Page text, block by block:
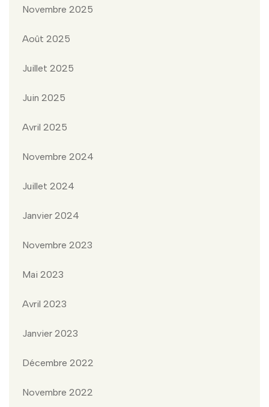
Novembre 2025
Août 2025
Juillet 2025
Juin 2025
Avril 2025
Novembre 2024
Juillet 2024
Janvier 2024
Novembre 2023
Mai 2023
Avril 2023
Janvier 2023
Décembre 2022
Novembre 2022